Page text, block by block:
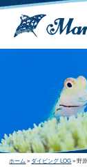
ホーム » ダイビング LOG » 野